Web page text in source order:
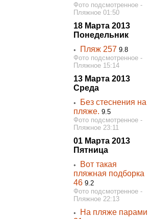
Фото подсмотренное -
Пляжное 01:50
18 Марта 2013
Понедельник
◦ Пляж 257 9.8
Фото подсмотренное -
Пляжное 15:14
13 Марта 2013
Среда
◦
Без стеснения на
пляже. 9.5
Фото подсмотренное -
Пляжное 23:11
01 Марта 2013
Пятница
◦
Вот такая
пляжная подборка
46 9.2
Фото подсмотренное -
Пляжное 22:13
◦
На пляже парами